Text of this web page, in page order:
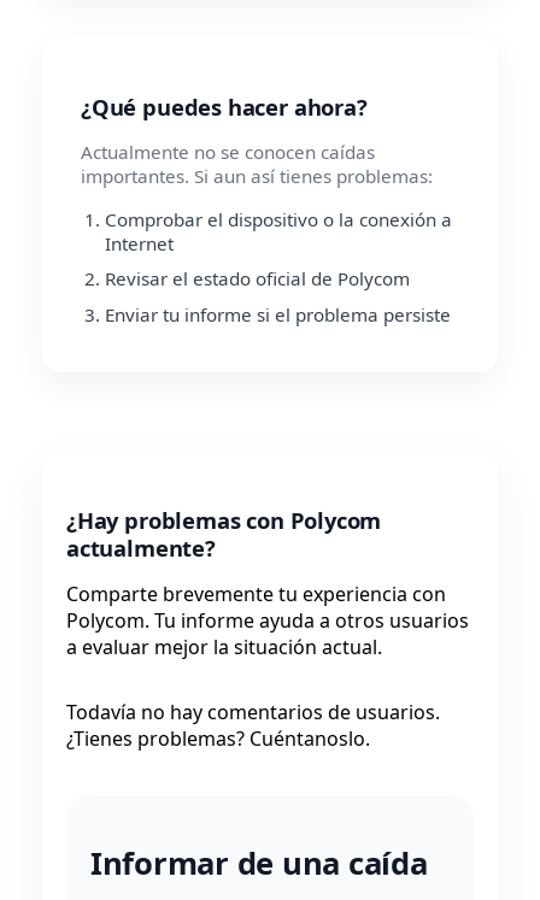
¿Qué puedes hacer ahora?
Actualmente no se conocen caídas
importantes. Si aun así tienes problemas:
Comprobar el dispositivo o la conexión a
Internet
Revisar el estado oficial de Polycom
Enviar tu informe si el problema persiste
¿Hay problemas con Polycom
actualmente?
Comparte brevemente tu experiencia con
Polycom. Tu informe ayuda a otros usuarios
a evaluar mejor la situación actual.
Todavía no hay comentarios de usuarios.
¿Tienes problemas? Cuéntanoslo.
Informar de una caída